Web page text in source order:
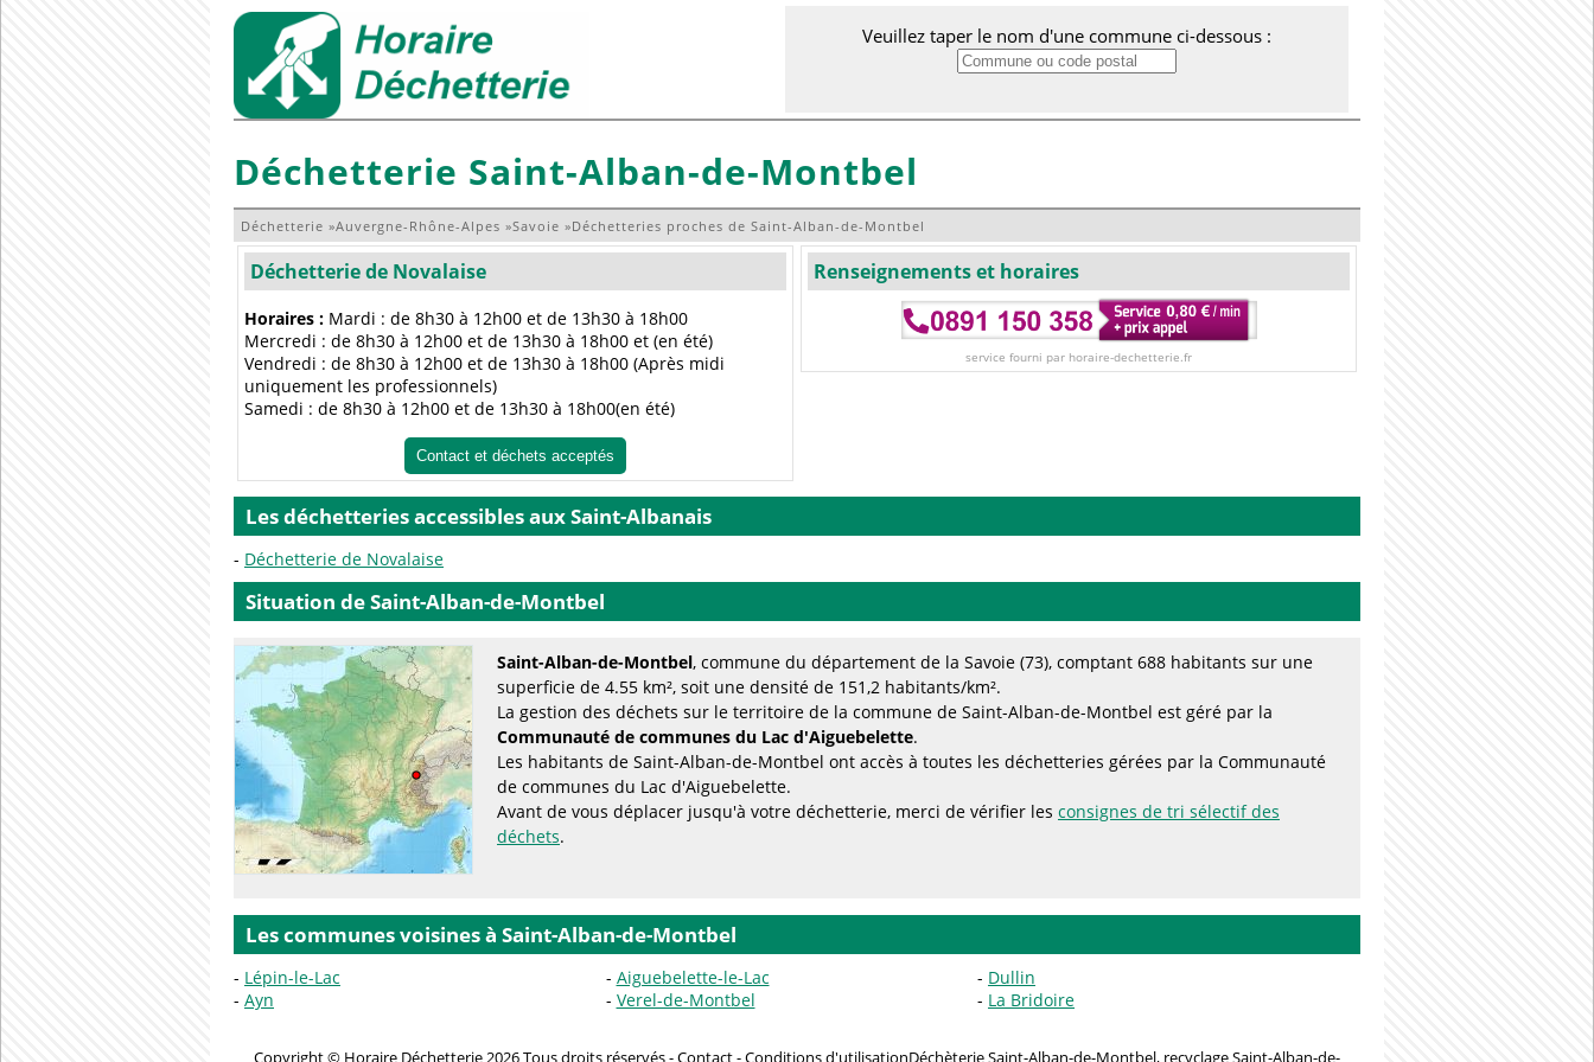
Veuillez taper le nom d'une commune ci-dessous :
Déchetterie Saint-Alban-de-Montbel
Déchetterie »Auvergne-Rhône-Alpes »Savoie »Déchetteries proches de Saint-Alban-de-Montbel
Déchetterie de Novalaise
Horaires : Mardi : de 8h30 à 12h00 et de 13h30 à 18h00
Mercredi : de 8h30 à 12h00 et de 13h30 à 18h00 et (en été)
Vendredi : de 8h30 à 12h00 et de 13h30 à 18h00 (Après midi
uniquement les professionnels)
Samedi : de 8h30 à 12h00 et de 13h30 à 18h00(en été)
Contact et déchets acceptés
Renseignements et horaires
service fourni par horaire-dechetterie.fr
Les déchetteries accessibles aux Saint-Albanais
Déchetterie de Novalaise
Situation de Saint-Alban-de-Montbel
Saint-Alban-de-Montbel, commune du département de la Savoie (73), comptant 688 habitants sur une
superficie de 4.55 km², soit une densité de 151,2 habitants/km².
La gestion des déchets sur le territoire de la commune de Saint-Alban-de-Montbel est géré par la
Communauté de communes du Lac d'Aiguebelette.
Les habitants de Saint-Alban-de-Montbel ont accès à toutes les déchetteries gérées par la Communauté
de communes du Lac d'Aiguebelette.
Avant de vous déplacer jusqu'à votre déchetterie, merci de vérifier les consignes de tri sélectif des
déchets.
Les communes voisines à Saint-Alban-de-Montbel
Lépin-le-Lac Aiguebelette-le-Lac
Dullin
Ayn
Verel-de-Montbel La Bridoire
Copyright © Horaire Déchetterie 2026 Tous droits réservés -Contact-Conditions d'utilisationDéchèterie Saint-Alban-de-Montbel, recyclage Saint-Alban-de-